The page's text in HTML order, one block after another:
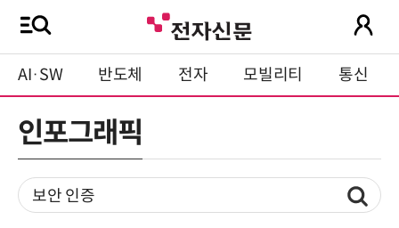
AI·SW 반도체 전자 모빌리티 통신
인포그래픽